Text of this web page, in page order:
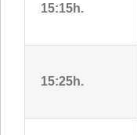
15:15h.
15:25h.